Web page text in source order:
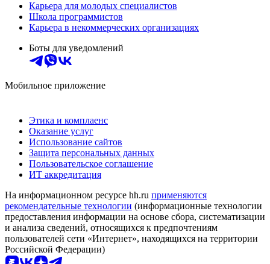
Карьера для молодых специалистов
Школа программистов
Карьера в некоммерческих организациях
Боты для уведомлений
Мобильное приложение
Этика и комплаенс
Оказание услуг
Использование сайтов
Защита персональных данных
Пользовательское соглашение
ИТ аккредитация
На информационном ресурсе hh.ru применяются
рекомендательные технологии (информационные технологии
предоставления информации на основе сбора, систематизации
и анализа сведений, относящихся к предпочтениям
пользователей сети «Интернет», находящихся на территории
Российской Федерации)